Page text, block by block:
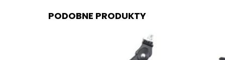
PODOBNE PRODUKTY